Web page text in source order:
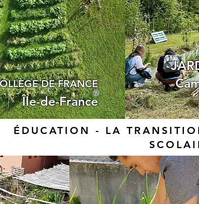
DE FRANCE
Île-de-France
ÉDUCATION - LA